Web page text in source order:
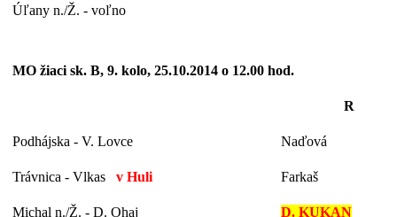
Úľany n./Ž. - voľno
MO žiaci sk. B, 9. kolo, 25.10.2014 o 12.00 hod.
R
Podhájska - V. Lovce Naďová
Trávnica - Vlkas v Huli Farkaš
Michal n./Ž. - D. Ohaj D. KUKAN